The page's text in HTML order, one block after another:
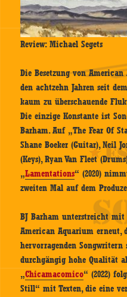
Review: Michael Segets
Die Besetzung von
den achtzehn Jahren seit
kaum zu überschauende
Die einzige Konstante ist
Barham. Auf „The Fear Of
Shane Boeker (Guitar), Neil
(Keys), Ryan Van Fleet
„Lamentations“ (2020)
zweiten Mal auf dem
BJ Barham unterstreicht mit
American Aquarium erneut,
hervorragenden Songwritern
durchgängig hohe Qualität
„Chicamacomico“ (2022)
Still“ mit Texten, die eine